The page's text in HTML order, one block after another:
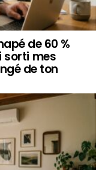
de 60 %
sorti mes
de ton